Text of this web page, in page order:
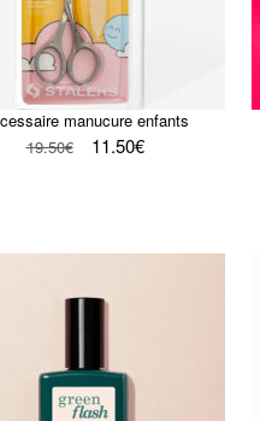
manucure enfants
19.50€ 11.50€